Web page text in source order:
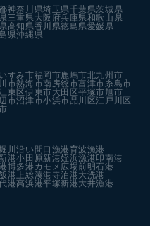
神奈川県埼玉県千葉県茨城県
三重県大阪府兵庫県和歌山県
高知県香川県徳島県愛媛県
県沖縄県
いすみ市福岡市鹿嶋市北九州市
市熱海市南房総市富津市糸島市
東区伊東市大田区平塚市旭市
市沼津市小浜市品川区江戸川区
川沿い 間口漁港育波漁港
港小田原新港姪浜漁港印南港
博多港カモメ広場前明石港
港 上総湊港寺泊港大洗港
港高浜港平塚新港大井漁港